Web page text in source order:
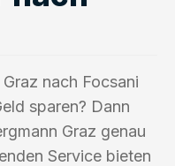
nach Focsani
sparen? Dann
Graz genau
Service bieten